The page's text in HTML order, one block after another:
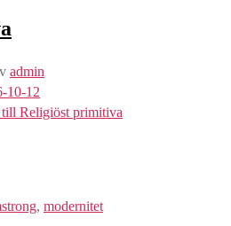
admin
10-12
Religiöst primitiva
, modernitet